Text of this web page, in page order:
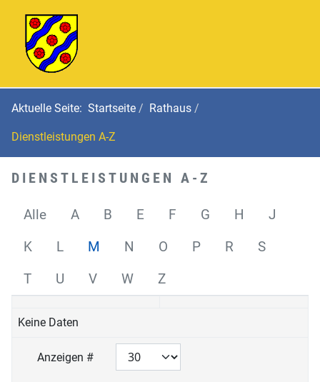
Aktuelle Seite: Startseite Rathaus
Dienstleistungen A-Z
DIENSTLEISTUNGEN A-Z
Alle A B E F G H
J
K
L M N O P R
S
T
U V W Z
Anzeigen #
Keine Daten